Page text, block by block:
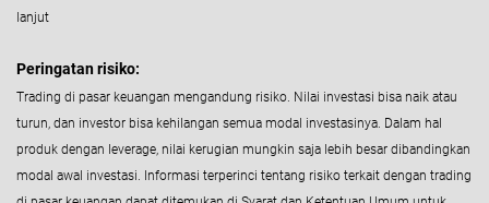
lanjut
Peringatan risiko:
Trading di pasar keuangan mengandung risiko. Nilai investasi bisa naik atau
turun, dan investor bisa kehilangan semua modal investasinya. Dalam hal
produk dengan leverage, nilai kerugian mungkin saja lebih besar dibandingkan
modal awal investasi. Informasi terperinci tentang risiko terkait dengan trading